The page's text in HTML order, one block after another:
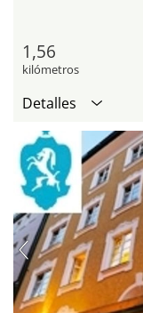
1,56
kilómetros
Detalles